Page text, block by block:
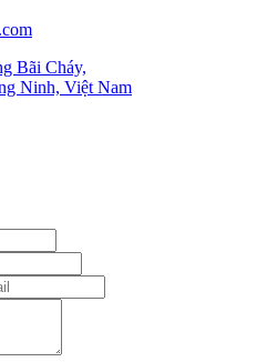
Bãi Cháy,
Ninh, Việt Nam